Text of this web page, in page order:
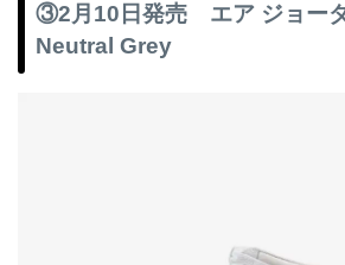
③2月10日発売 エア ジョー
Neutral Grey